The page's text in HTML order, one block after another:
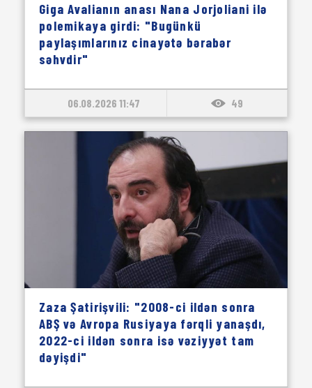
Giga Avalianın anası Nana Jorjoliani ilə
polemikaya girdi: "Bugünkü
paylaşımlarınız cinayətə bərabər
səhvdir"
06.08.2026 11:47 49
Zaza Şatirişvili: "2008-ci ildən sonra
ABŞ və Avropa Rusiyaya fərqli yanaşdı,
2022-ci ildən sonra isə vəziyyət tam
dəyişdi"